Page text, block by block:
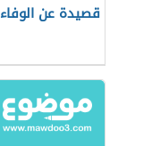
قصيدة عن الوفاء